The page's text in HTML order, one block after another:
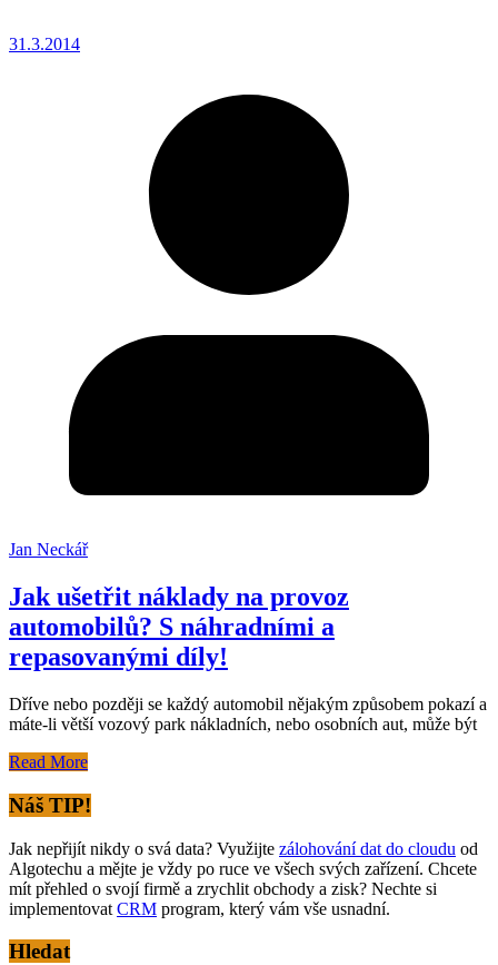
31.3.2014
Jan Neckář
Jak ušetřit náklady na provoz
automobilů? S náhradními a
repasovanými díly!
Dříve nebo později se každý automobil nějakým způsobem pokazí a
máte-li větší vozový park nákladních, nebo osobních aut, může být
Read More
Náš TIP!
Jak nepřijít nikdy o svá data? Využijte zálohování dat do cloudu od
Algotechu a mějte je vždy po ruce ve všech svých zařízení. Chcete
mít přehled o svojí firmě a zrychlit obchody a zisk? Nechte si
implementovat CRM program, který vám vše usnadní.
Hledat